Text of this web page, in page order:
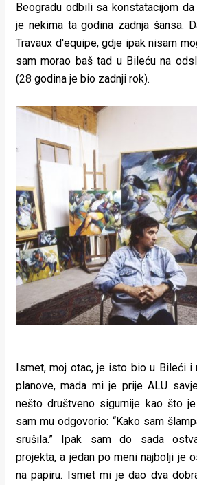
Beogradu odbili sa konstatacijom
je nekima ta godina zadnja šansa.
Travaux d'equipe, gdje ipak nisam
sam morao baš tad u Bileću na
(28 godina je bio zadnji rok).
Ismet, moj otac, je isto bio u Bileći i
planove, mada mi je prije ALU
nešto društveno sigurnije kao što
sam mu odgovorio: “Kako sam
srušila.” Ipak sam do sada
projekta, a jedan po meni najbolji je
na papiru. Ismet mi je dao dva